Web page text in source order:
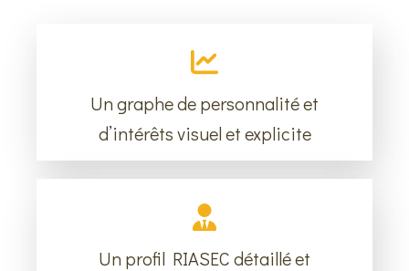
Un graphe de personnalité et
d’intérêts visuel et explicite
Un profil RIASEC détaillé et